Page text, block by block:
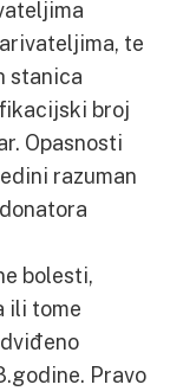
te
stanica
broj
Opasnosti
razuman
bolesti,
ili tome
Pravo